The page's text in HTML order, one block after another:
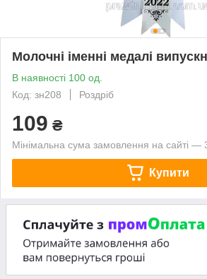
Молочні іменні медалі
В наявності 100 од.
Код: зн208
Роздріб
109 ₴
Мінімальна сума замовлення на сайті —
Купити